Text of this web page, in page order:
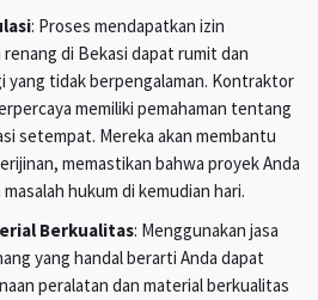
: Proses mendapatkan izin
di Bekasi dapat rumit dan
yang tidak berpengalaman. Kontraktor
memiliki pemahaman tentang
setempat. Mereka akan membantu
memastikan bahwa proyek Anda
hukum di kemudian hari.
Berkualitas: Menggunakan jasa
yang handal berarti Anda dapat
peralatan dan material berkualitas